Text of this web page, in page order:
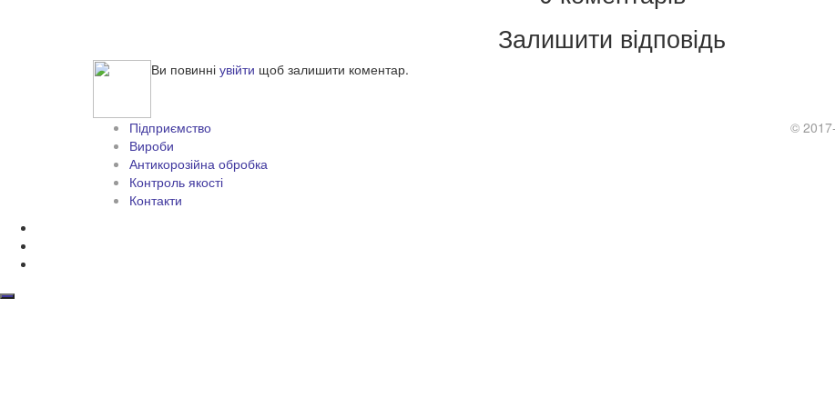
Залишити відповідь
Ви повинні увійти щоб залишити коментар.
Підприємство
Вироби
Антикорозійна обробка
Контроль якості
Контакти
©